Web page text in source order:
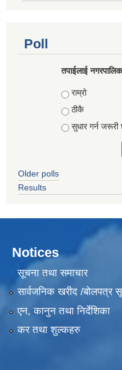
Poll
तपाईलाई
Choices
राम्रो
ठीकै
सुधार गर्न जरूरी
Older polls
Results
Notices
सूचना तथा समाचार
सार्वजनिक खरीद /बोलपत्र
एन, कानुन तथा निर्देशिका
कर तथा शुल्कहरु